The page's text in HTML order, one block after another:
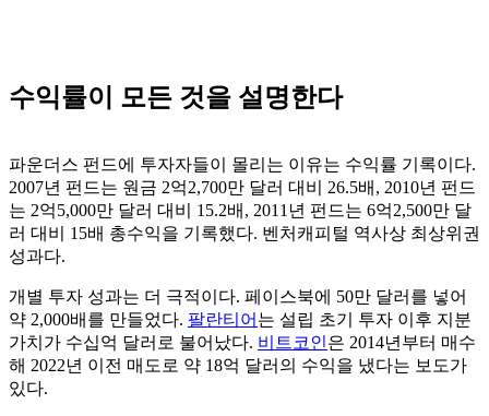
수익률이 모든 것을 설명한다
파운더스 펀드에 투자자들이 몰리는 이유는 수익률 기록이다.
2007년 펀드는 원금 2억2,700만 달러 대비 26.5배, 2010년 펀드
는 2억5,000만 달러 대비 15.2배, 2011년 펀드는 6억2,500만 달
러 대비 15배 총수익을 기록했다. 벤처캐피털 역사상 최상위권
성과다.
개별 투자 성과는 더 극적이다. 페이스북에 50만 달러를 넣어
약 2,000배를 만들었다. 팔란티어 는 설립 초기 투자 이후 지분
가치가 수십억 달러로 불어났다. 비트코인은 2014년부터 매수
해 2022년 이전 매도로 약 18억 달러의 수익을 냈다는 보도가
있다.